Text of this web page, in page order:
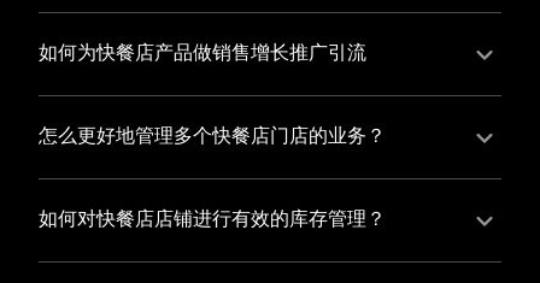
度。
您可以使用有赞的裂变营销功能，通过给用户发放优惠
券、邀请好友等方式，吸引更多的用户下单购买，并激
如何为快餐店产品做销售增长推广引流
有赞新零售旗下产品营销工具、比如优惠券、满减活动
等，吸引更多客户到店消费。另外，通过有赞的微信公
以帮助您增加客流量，赢得客户的青睐
怎么更好地管理多个快餐店门店的业务？
有赞新零售一站式解决方案，包括有赞微商城、有赞私
域运营以及有赞小程序商城，将助您轻松打通线上线下
您的业务蓬勃发展，收获更多满意客户。
如何对快餐店店铺进行有效的库存管理？
您可以使用有赞的门店管理系统，它可以帮助您实现门